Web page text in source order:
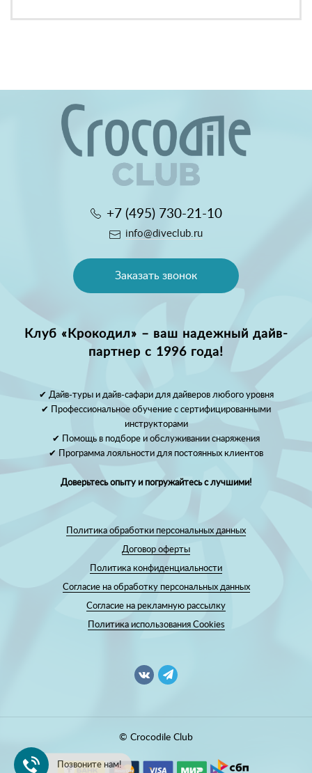
+7 (495) 730-21-10
info@diveclub.ru
Заказать звонок
Клуб «Крокодил» – ваш надежный дайв-
партнер с 1996 года!
✔ Дайв-туры и дайв-сафари для дайверов любого уровня
✔ Профессиональное обучение с сертифицированными
инструкторами
✔ Помощь в подборе и обслуживании снаряжения
✔ Программа лояльности для постоянных клиентов
Доверьтесь опыту и погружайтесь с лучшими!
Политика обработки персональных данных
Договор оферты
Политика конфиденциальности
Согласие на обработку персональных данных
Согласие на рекламную рассылку
Политика использования Cookies
© Crocodile Club
Позвоните нам!